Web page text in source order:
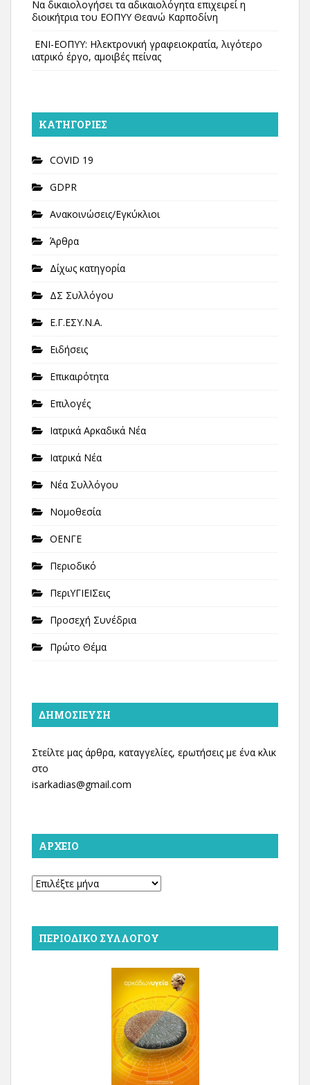
Να δικαιολογήσει τα αδικαιολόγητα επιχειρεί η
διοικήτρια του ΕΟΠΥΥ Θεανώ Καρποδίνη
ΕΝΙ-ΕΟΠΥΥ: Ηλεκτρονική γραφειοκρατία, λιγότερο
ιατρικό έργο, αμοιβές πείνας
KΑΤΗΓΟΡΊΕΣ
COVID 19
GDPR
Ανακοινώσεις/Εγκύκλιοι
Άρθρα
Δίχως κατηγορία
ΔΣ Συλλόγου
Ε.Γ.ΕΣΥ.Ν.Α.
Ειδήσεις
Επικαιρότητα
Επιλογές
Ιατρικά Αρκαδικά Νέα
Ιατρικά Νέα
Νέα Συλλόγου
Νομοθεσία
ΟΕΝΓΕ
Περιοδικό
ΠεριΥΓΙΕΙΣεις
Προσεχή Συνέδρια
Πρώτο Θέμα
ΔΗΜΟΣΊΕΥΣΗ
Στείλτε μας άρθρα, καταγγελίες, ερωτήσεις με ένα κλικ
στο
isarkadias@gmail.com
ΑΡΧΕΊΟ
Αρχείο
ΠΕΡΙΟΔΙΚΌ ΣΥΛΛΌΓΟΥ